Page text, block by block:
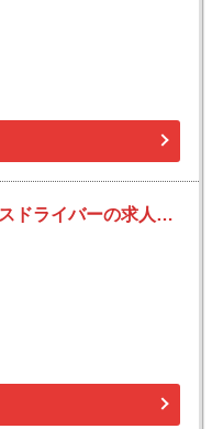
佐川急便 本荘営業所 セールスドライバーの求人！安定収入と働きがい！大手の佐川急便で長期的に活躍できるチャンス♪